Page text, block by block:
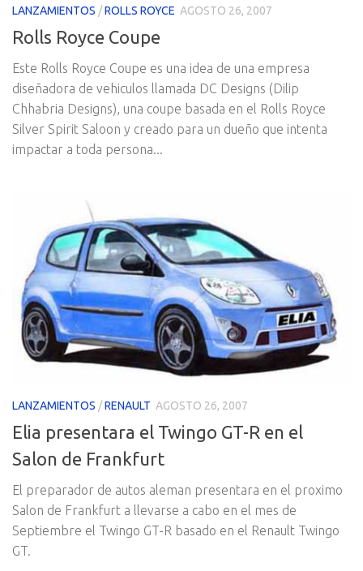
LANZAMIENTOS /ROLLS ROYCE AGOSTO 26, 2007
Rolls Royce Coupe
Este Rolls Royce Coupe es una idea de una empresa
diseñadora de vehiculos llamada DC Designs (Dilip
Chhabria Designs), una coupe basada en el Rolls Royce
Silver Spirit Saloon y creado para un dueño que intenta
impactar a toda persona...
LANZAMIENTOS /RENAULT AGOSTO 26, 2007
Elia presentara el Twingo GT-R en el
Salon de Frankfurt
El preparador de autos aleman presentara en el proximo
Salon de Frankfurt a llevarse a cabo en el mes de
Septiembre el Twingo GT-R basado en el Renault Twingo
GT.